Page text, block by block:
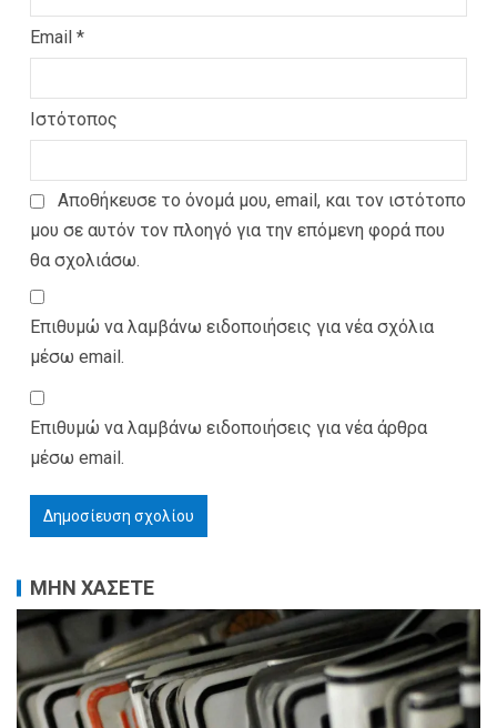
Email *
Ιστότοπος
Αποθήκευσε το όνομά μου, email, και τον ιστότοπο
μου σε αυτόν τον πλοηγό για την επόμενη φορά που
θα σχολιάσω.
Επιθυμώ να λαμβάνω ειδοποιήσεις για νέα σχόλια
μέσω email.
Επιθυμώ να λαμβάνω ειδοποιήσεις για νέα άρθρα
μέσω email.
ΜΗΝ ΧΑΣΕΤΕ